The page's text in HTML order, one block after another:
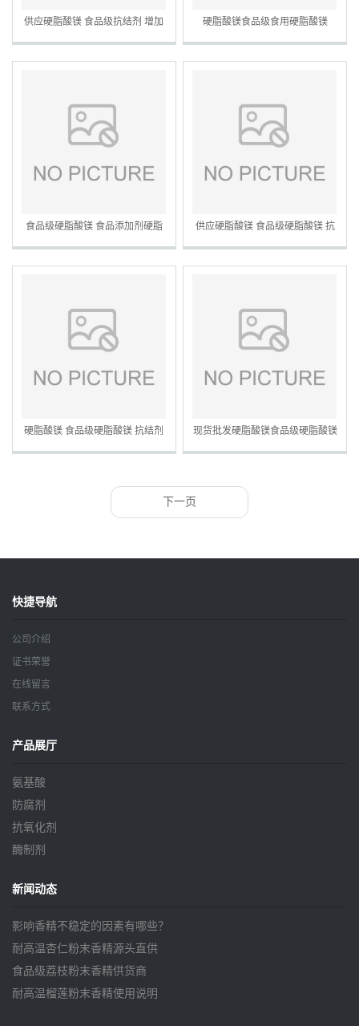
供应硬脂酸镁 食品级抗结剂 增加
流动性压片糖果脱模剂辅料
硬脂酸镁食品级食用硬脂酸镁
食品级硬脂酸镁 食品添加剂硬脂
酸镁 压片助流剂
供应硬脂酸镁 食品级硬脂酸镁 抗
结剂 压片糖果 欢迎洽谈
硬脂酸镁 食品级硬脂酸镁 抗结剂
压片糖果 欢迎洽谈
现货批发硬脂酸镁食品级硬脂酸镁
辅料压片 滑助流剂
下一页
快捷导航
公司介绍
证书荣誉
在线留言
联系方式
产品展厅
氨基酸
防腐剂
抗氧化剂
酶制剂
新闻动态
影响香精不稳定的因素有哪些？
耐高温杏仁粉末香精源头直供
食品级荔枝粉末香精供货商
耐高温榴莲粉末香精使用说明